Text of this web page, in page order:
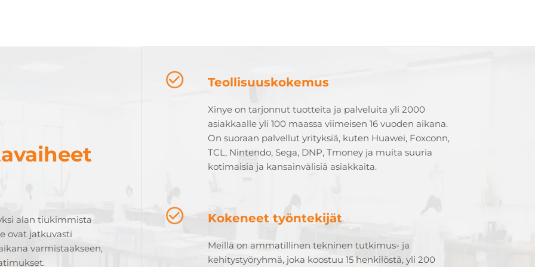
alan tiukimmista
ovat jatkuvasti
varmistaakseen,
Teollisuuskokemus
Xinye on tarjonnut tuotteita ja palveluita yli 2000
asiakkaalle yli 100 maassa viimeisen 16 vuoden aikana.
On suoraan palvellut yrityksiä, kuten Huawei, Foxconn,
TCL, Nintendo, Sega, DNP, Tmoney ja muita suuria
kotimaisia ja kansainvälisiä asiakkaita.
Kokeneet työntekijät
Meillä on ammatillinen tekninen tutkimus- ja
kehitystyöryhmä, joka koostuu 15 henkilöstä, yli 200